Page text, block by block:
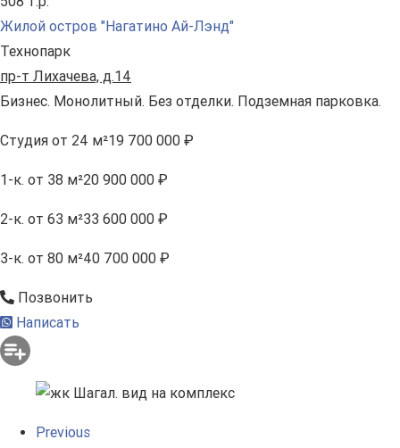
Жилой остров "Нагатино Ай-Лэнд"
Технопарк
пр-т Лихачева, д.14
Бизнес. Монолитный. Без отделки. Подземная парковка.
Студия от 24 м²19 700 000 ₽
1-к. от 38 м²20 900 000 ₽
2-к. от 63 м²33 600 000 ₽
3-к. от 80 м²40 700 000 ₽
Позвонить
Написать
Previous